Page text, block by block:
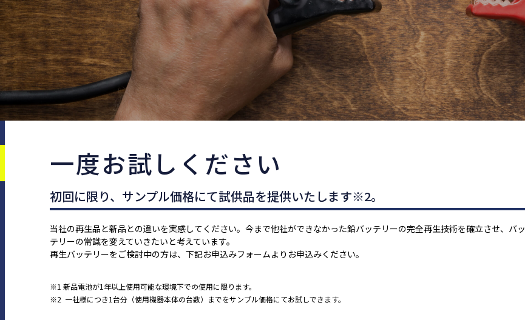
⼀度お試しください
初回に限り、サンプル価格にて試供品を提供いたします※2。
当社の再⽣品と新品との違いを実感してください。今まで他社ができなかった鉛バッテリーの完全再⽣技術を確⽴させ、バッ
テリーの常識を変えていきたいと考えています。
再⽣バッテリーをご検討中の⽅は、下記お申込みフォームよりお申込みください。
※1 新品電池が1年以上使⽤可能な環境下での使⽤に限ります。
※2 ⼀社様につき1台分（使⽤機器本体の台数）までをサンプル価格にてお試しできます。